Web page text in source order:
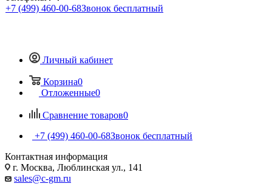
+7 (499) 460-00-68Звонок бесплатный
Личный кабинет
Корзина0
Отложенные0
Сравнение товаров0
+7 (499) 460-00-68Звонок бесплатный
Контактная информация
г. Москва, Люблинская ул., 141
sales@c-gm.ru